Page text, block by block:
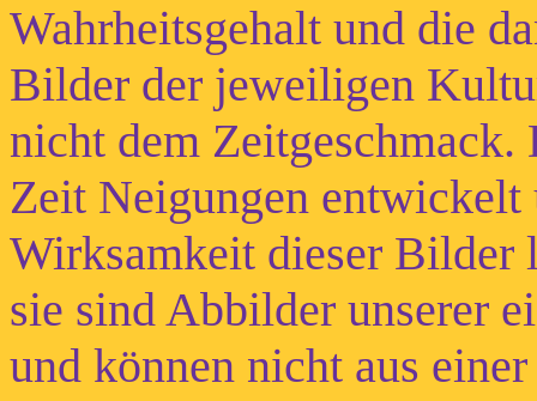
Wahrheitsgehalt und die
Bilder der jeweiligen
nicht dem
Zeit Neigungen
Wirksamkeit dieser
sie sind Abbilder unserer
und können nicht aus